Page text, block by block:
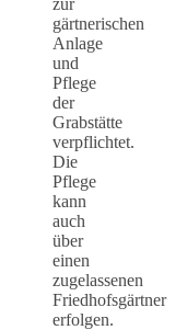
zur
gärtnerischen
Anlage
und
Pflege
der
Grabstätte
verpflichtet.
Die
Pflege
kann
auch
über
einen
zugelassenen
Friedhofsgärtner
erfolgen.